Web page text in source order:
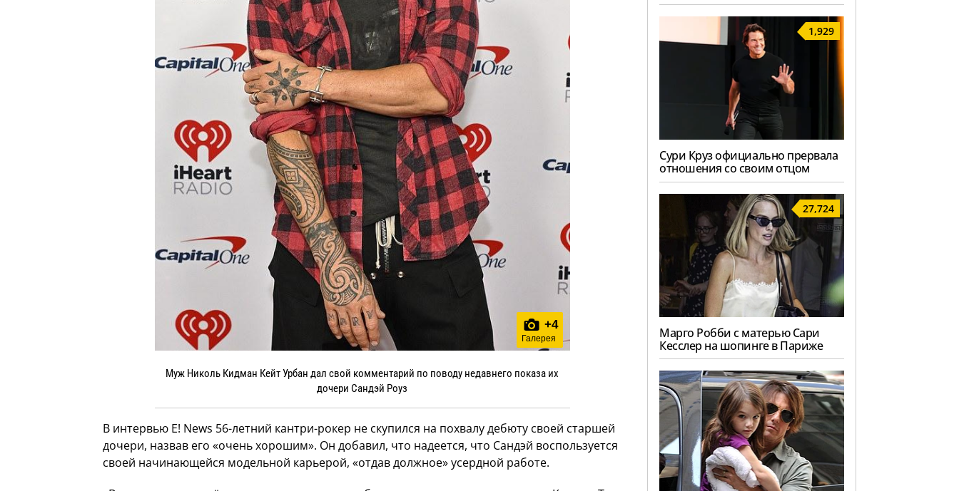
+4
Галерея
Муж Николь Кидман Кейт Урбан дал свой комментарий по поводу недавнего показа их
дочери Сандэй Роуз
В интервью E! News 56-летний кантри-рокер не скупился на похвалу дебюту своей старшей
дочери, назвав его «очень хорошим». Он добавил, что надеется, что Сандэй воспользуется
своей начинающейся модельной карьерой, «отдав должное» усердной работе.
1,929
Сури Круз официально прервала
отношения со своим отцом
27,724
Марго Робби с матерью Сари
Кесслер на шопинге в Париже